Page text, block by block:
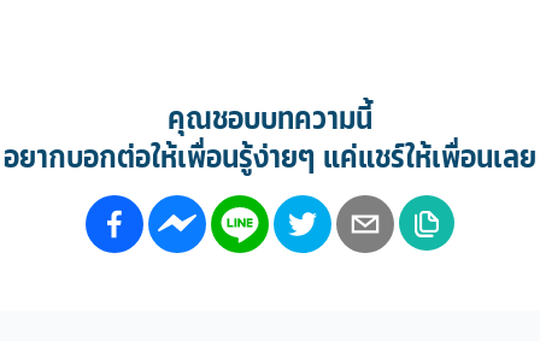
คุณชอบบทความนี้
อยากบอกต่อให้เพื่อนรู้ง่ายๆ แค่แชร์ให้เพื่อนเลย